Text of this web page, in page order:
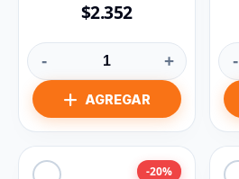
$2.352
- + -
-20%